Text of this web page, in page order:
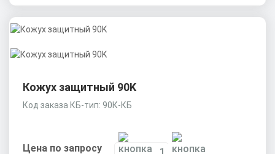
Кожух защитный 90K
Код заказа КБ-тип: 90К-КБ
Цена по запросу